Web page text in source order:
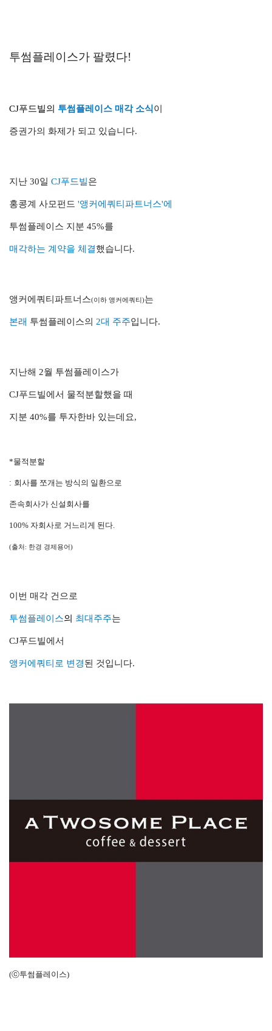
투썸플레이스가 팔렸다!
CJ푸드빌의 투썸플레이스 매각 소식이
증권가의 화제가 되고 있습니다.
지난 30일 CJ푸드빌은
홍콩계 사모펀드 '앵커에쿼티파트너스'에
투썸플레이스 지분 45%를
매각하는 계약을 체결했습니다.
앵커에쿼티파트너스(이하 앵커에쿼티)는
본래 투썸플레이스의 2대 주주입니다.
지난해 2월 투썸플레이스가
CJ푸드빌에서 물적분할했을 때
지분 40%를 투자한바 있는데요,
*물적분할
: 회사를 쪼개는 방식의 일환으로
존속회사가 신설회사를
100% 자회사로 거느리게 된다.
(출처: 한경 경제용어)
이번 매각 건으로
투썸플레이스의 최대주주는
CJ푸드빌에서
앵커에쿼티로 변경된 것입니다.
(ⓒ투썸플레이스)